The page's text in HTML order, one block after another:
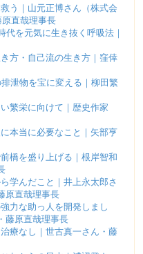
う｜山元正博さん（株式会
直哉理事長
を元気に生き抜く呼吸法｜
方・自己流の生き方｜窪倖
泄物を宝に変える｜柳田繁
繁栄に向けて｜歴史作家
本当に必要なこと｜矢部亨
橋を盛り上げる｜根岸智和
学んだこと｜井上永太郎さ
原直哉理事長
力な助っ人を開発しまし
藤原直哉理事長
療なし｜世古真一さん・藤